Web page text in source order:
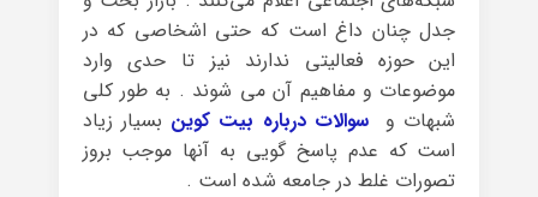
جدل چنان داغ است که حتی اشخاصی که در
این حوزه فعالیتی ندارند نیز تا حدی وارد
موضوعات و مفاهیم آن می شوند . به طور کلی
شبهات وسوالات درباره بیت کوین بسیار زیاد
است که عدم پاسخ گویی به آنها موجب بروز
تصورات غلط در جامعه شده است .